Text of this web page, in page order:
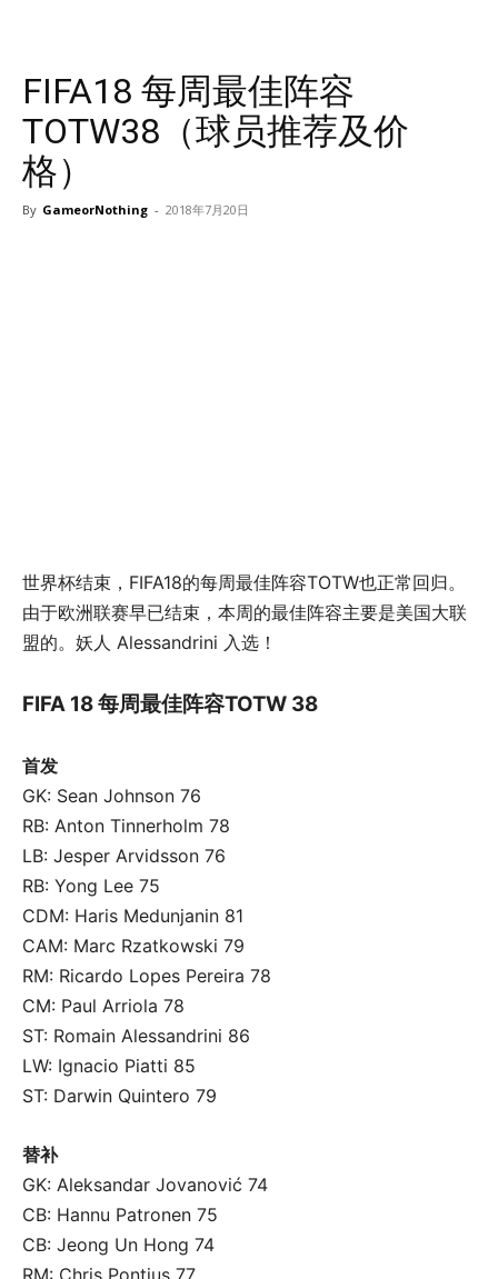
FIFA18 每周最佳阵容
TOTW38（球员推荐及价
格）
By GameorNothing - 2018年7月20日
世界杯结束，FIFA18的每周最佳阵容TOTW也正常回归。
由于欧洲联赛早已结束，本周的最佳阵容主要是美国大联
盟的。妖人 Alessandrini 入选！
FIFA 18 每周最佳阵容TOTW 38
首发
GK: Sean Johnson 76
RB: Anton Tinnerholm 78
LB: Jesper Arvidsson 76
RB: Yong Lee 75
CDM: Haris Medunjanin 81
CAM: Marc Rzatkowski 79
RM: Ricardo Lopes Pereira 78
CM: Paul Arriola 78
ST: Romain Alessandrini 86
LW: Ignacio Piatti 85
ST: Darwin Quintero 79
替补
GK: Aleksandar Jovanović 74
CB: Hannu Patronen 75
CB: Jeong Un Hong 74
RM: Chris Pontius 77